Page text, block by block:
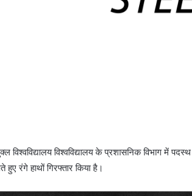
विश्वविद्यालय विश्वविद्यालय के प्रशासनिक विभाग में
रंगे हाथों गिरफ्तार किया है।